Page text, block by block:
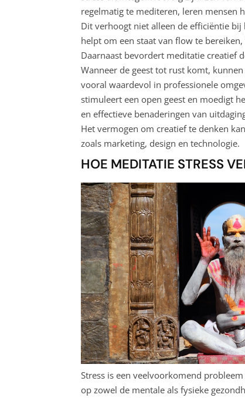
regelmatig te mediteren, leren mensen
Dit verhoogt niet alleen de efficiëntie
helpt om een staat van flow te
Daarnaast bevordert meditatie creatief
Wanneer de geest tot rust komt,
vooral waardevol in professionele
stimuleert een open geest en moedigt
en effectieve benaderingen van
Het vermogen om creatief te denken
zoals marketing, design en technologie.
HOE MEDITATIE STRESS
Stress is een veelvoorkomend
op zowel de mentale als fysieke